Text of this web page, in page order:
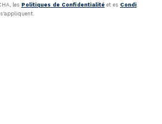
les Politiques de Confidentialité et es Condi